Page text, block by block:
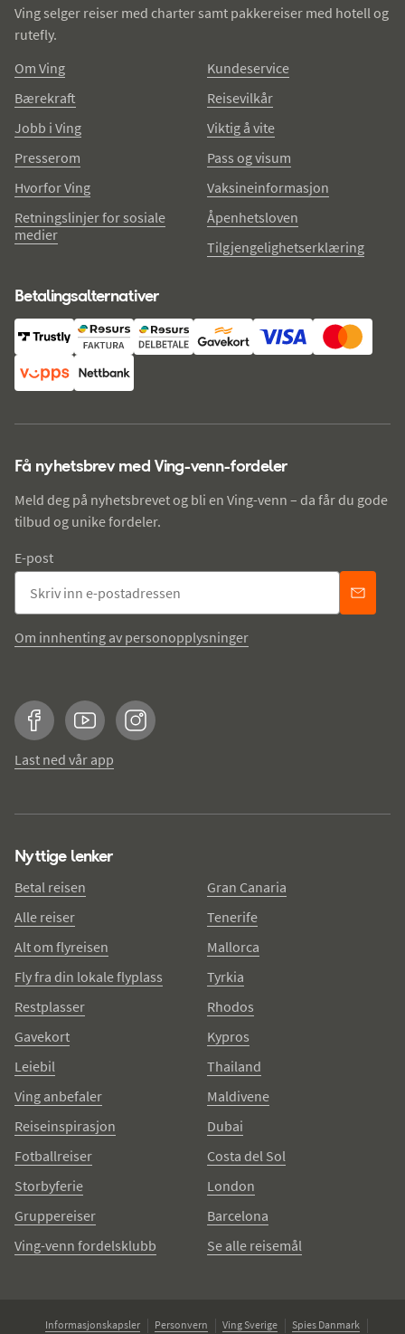
Ving selger reiser med charter samt pakkereiser med hotell og
rutefly.
Om Ving
Bærekraft
Jobb i Ving
Presserom
Hvorfor Ving
Retningslinjer for sosiale
medier
Kundeservice
Reisevilkår
Viktig å vite
Pass og visum
Vaksineinformasjon
Åpenhetsloven
Tilgjengelighetserklæring
Betalingsalternativer
Få nyhetsbrev med Ving-venn-fordeler
Meld deg på nyhetsbrevet og bli en Ving-venn – da får du gode
tilbud og unike fordeler.
E-post
Om innhenting av personopplysninger
FacebookYouTubeInstagram
Last ned vår app
Nyttige lenker
Betal reisen
Alle reiser
Alt om flyreisen
Fly fra din lokale flyplass
Restplasser
Gavekort
Leiebil
Ving anbefaler
Reiseinspirasjon
Fotballreiser
Storbyferie
Gruppereiser
Ving-venn fordelsklubb
Gran Canaria
Tenerife
Mallorca
Tyrkia
Rhodos
Kypros
Thailand
Maldivene
Dubai
Costa del Sol
London
Barcelona
Se alle reisemål
Informasjonskapsler Personvern Ving Sverige Spies Danmark